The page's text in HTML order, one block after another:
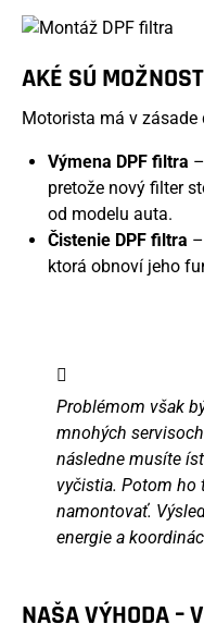
AKÉ SÚ
Motorista má v zásade
Výmena DPF filtra
pretože nový filter
od modelu auta.
Čistenie DPF filtra
ktorá obnoví jeho
Problémom však
mnohých
následne musíte
vyčistia. Potom ho
namontovať.
energie a
NAŠA VÝHODA –